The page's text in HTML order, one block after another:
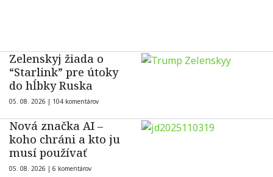
Zelenskyj žiada o
“Starlink” pre útoky
do hĺbky Ruska
05. 08. 2026 | 104 komentárov
Nová značka AI –
koho chráni a kto ju
musí používať
05. 08. 2026 | 6 komentárov